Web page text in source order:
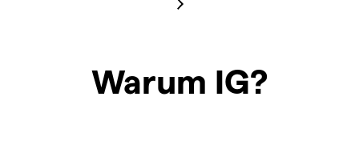
Warum IG?